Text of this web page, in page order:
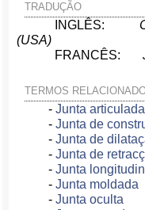
TRADUÇÃO
INGLÊS:
(USA)
FRANCÊS:
TERMOS
-Junta articulada
-Junta de
-Junta de
-Junta de
-Junta
-Junta moldada
-Junta oculta